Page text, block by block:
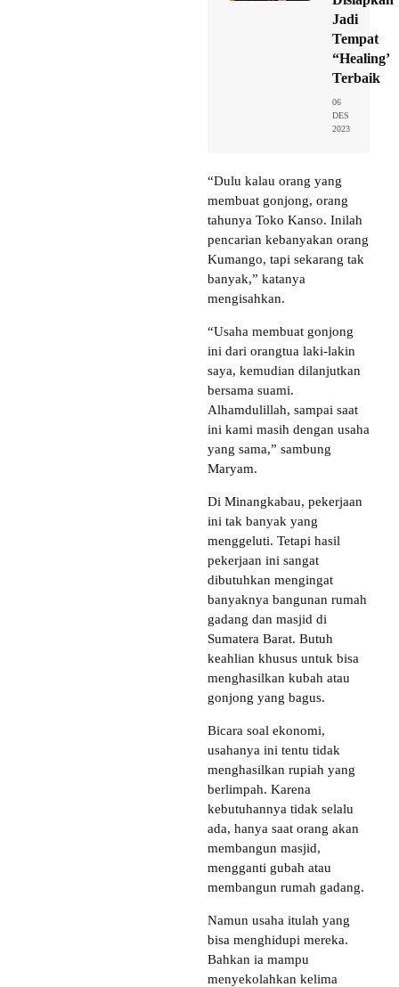
Jadi
Tempat
“Healing’
Terbaik
06
DES
2023
“Dulu kalau orang yang
membuat gonjong, orang
tahunya Toko Kanso. Inilah
pencarian kebanyakan orang
Kumango, tapi sekarang tak
banyak,” katanya
mengisahkan.
“Usaha membuat gonjong
ini dari orangtua laki-lakin
saya, kemudian dilanjutkan
bersama suami.
Alhamdulillah, sampai saat
ini kami masih dengan usaha
yang sama,” sambung
Maryam.
Di Minangkabau, pekerjaan
ini tak banyak yang
menggeluti. Tetapi hasil
pekerjaan ini sangat
dibutuhkan mengingat
banyaknya bangunan rumah
gadang dan masjid di
Sumatera Barat. Butuh
keahlian khusus untuk bisa
menghasilkan kubah atau
gonjong yang bagus.
Bicara soal ekonomi,
usahanya ini tentu tidak
menghasilkan rupiah yang
berlimpah. Karena
kebutuhannya tidak selalu
ada, hanya saat orang akan
membangun masjid,
mengganti gubah atau
membangun rumah gadang.
Namun usaha itulah yang
bisa menghidupi mereka.
Bahkan ia mampu
menyekolahkan kelima